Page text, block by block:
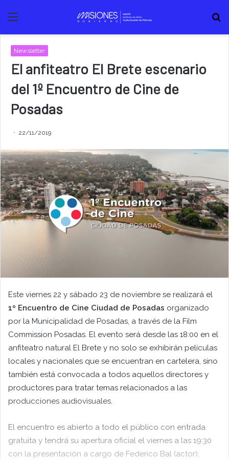
Menú
Newsletter
El anfiteatro El Brete escenario
del 1º Encuentro de Cine de
Posadas
22/11/2019
Este viernes 22 y sábado 23 de noviembre se realizará el
1º Encuentro de Cine Ciudad de Posadas organizado
por la Municipalidad de Posadas, a través de la Film
Commission Posadas. El evento será desde las 18:00 en el
anfiteatro natural El Brete y no solo se exhibirán películas
locales y nacionales que se encuentran en cartelera, sino
también está convocada a todos aquellos directores y
productores para tratar temas relacionados a las
producciones audiovisuales.
El encuentro es abierto a todo el público con entrada
gratuita y tendrá su apertura oficial el viernes a las 19:30
con la presentación a cargo de Federico Bal (actor),